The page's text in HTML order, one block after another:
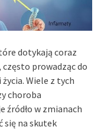
dotykają coraz
często prowadząc do
Wiele z tych
choroba
źródło w zmianach
się na skutek